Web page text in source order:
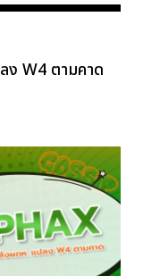
ง W4 ตามคาด